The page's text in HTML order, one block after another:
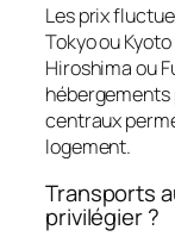
Les prix
Tokyo ou
Hiroshima ou
hébergements
centraux
logement.
Transports
privilégier ?